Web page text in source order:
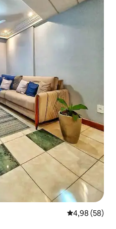
Gemiddelde
4,98 (58)